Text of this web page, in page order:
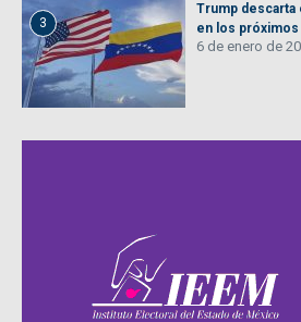
3
Trump
en los próximos
6 de enero de